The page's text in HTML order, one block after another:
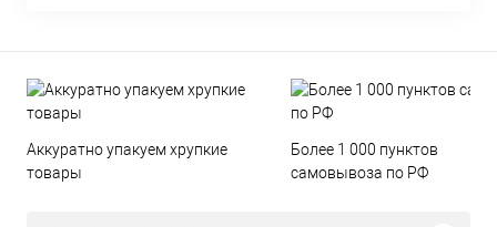
Аккуратно упакуем хрупкие
товары
Более 1 000 пунктов
самовывоза по РФ